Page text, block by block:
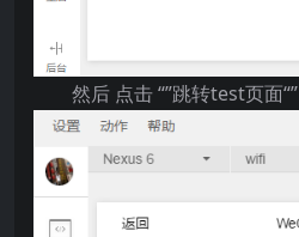
然后 点击 “”跳转test页面“”